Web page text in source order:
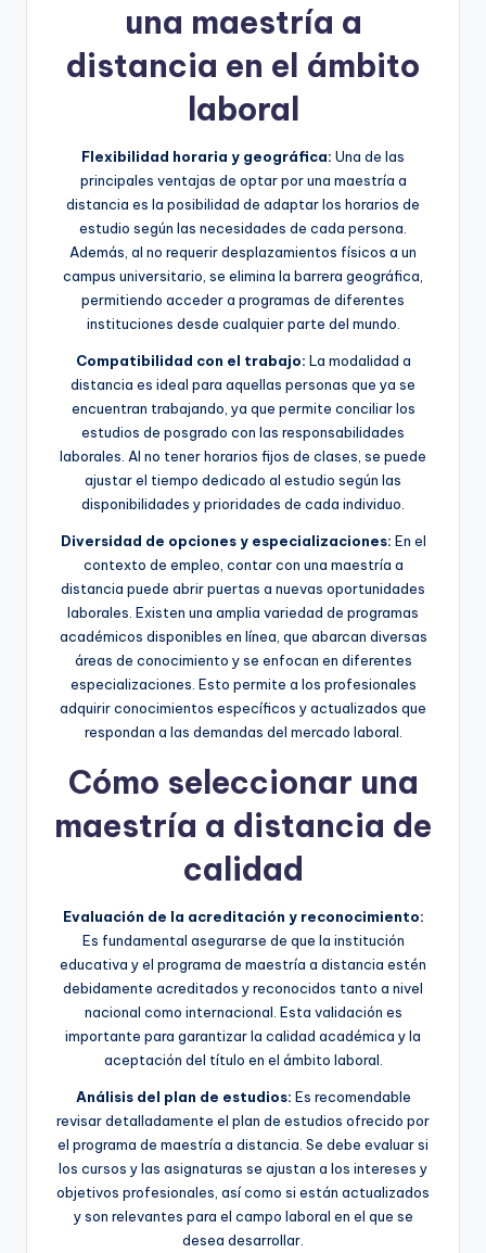
una maestría a
distancia en el ámbito
laboral
Flexibilidad horaria y geográfica: Una de las
principales ventajas de optar por una maestría a
distancia es la posibilidad de adaptar los horarios de
estudio según las necesidades de cada persona.
Además, al no requerir desplazamientos físicos a un
campus universitario, se elimina la barrera geográfica,
permitiendo acceder a programas de diferentes
instituciones desde cualquier parte del mundo.
Compatibilidad con el trabajo: La modalidad a
distancia es ideal para aquellas personas que ya se
encuentran trabajando, ya que permite conciliar los
estudios de posgrado con las responsabilidades
laborales. Al no tener horarios fijos de clases, se puede
ajustar el tiempo dedicado al estudio según las
disponibilidades y prioridades de cada individuo.
Diversidad de opciones y especializaciones: En el
contexto de empleo, contar con una maestría a
distancia puede abrir puertas a nuevas oportunidades
laborales. Existen una amplia variedad de programas
académicos disponibles en línea, que abarcan diversas
áreas de conocimiento y se enfocan en diferentes
especializaciones. Esto permite a los profesionales
adquirir conocimientos específicos y actualizados que
respondan a las demandas del mercado laboral.
Cómo seleccionar una
maestría a distancia de
calidad
Evaluación de la acreditación y reconocimiento:
Es fundamental asegurarse de que la institución
educativa y el programa de maestría a distancia estén
debidamente acreditados y reconocidos tanto a nivel
nacional como internacional. Esta validación es
importante para garantizar la calidad académica y la
aceptación del título en el ámbito laboral.
Análisis del plan de estudios: Es recomendable
revisar detalladamente el plan de estudios ofrecido por
el programa de maestría a distancia. Se debe evaluar si
los cursos y las asignaturas se ajustan a los intereses y
objetivos profesionales, así como si están actualizados
y son relevantes para el campo laboral en el que se
desea desarrollar.